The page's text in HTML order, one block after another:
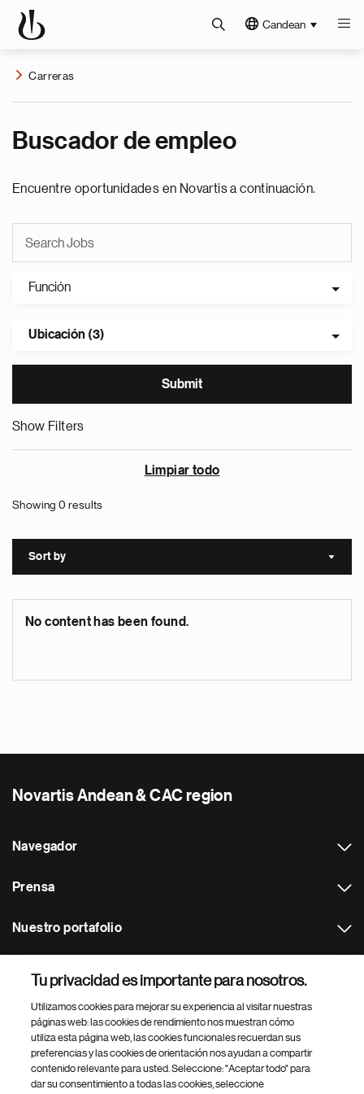
Candean
Carreras
Buscador de empleo
Encuentre oportunidades en Novartis a continuación.
Función
Ubicación (3)
Show Filters
Limpiar todo
Showing 0 results
Sort by Sort
No content has been found.
Novartis Andean & CAC region
Navegador
Prensa
Nuestro portafolio
Footer Site Search
Tu privacidad es importante para nosotros.
Utilizamos cookies para mejorar su experiencia al visitar nuestras
páginas web: las cookies de rendimiento nos muestran cómo
utiliza esta página web, las cookies funcionales recuerdan sus
preferencias y las cookies de orientación nos ayudan a compartir
contenido relevante para usted. Seleccione: "Aceptar todo" para
dar su consentimiento a todas las cookies, seleccione